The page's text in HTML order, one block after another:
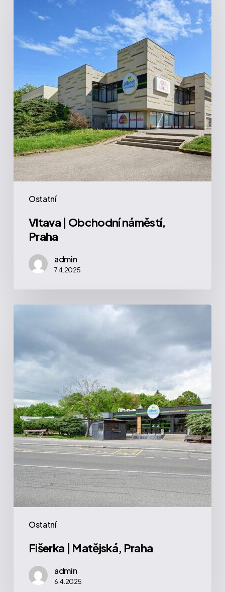
Ostatní
Obchodní
Praha
Vltava | Obchodní náměstí,
Praha
admin
7.4.2025
Ostatní
Praha
Fišerka | Matějská, Praha
admin
6.4.2025